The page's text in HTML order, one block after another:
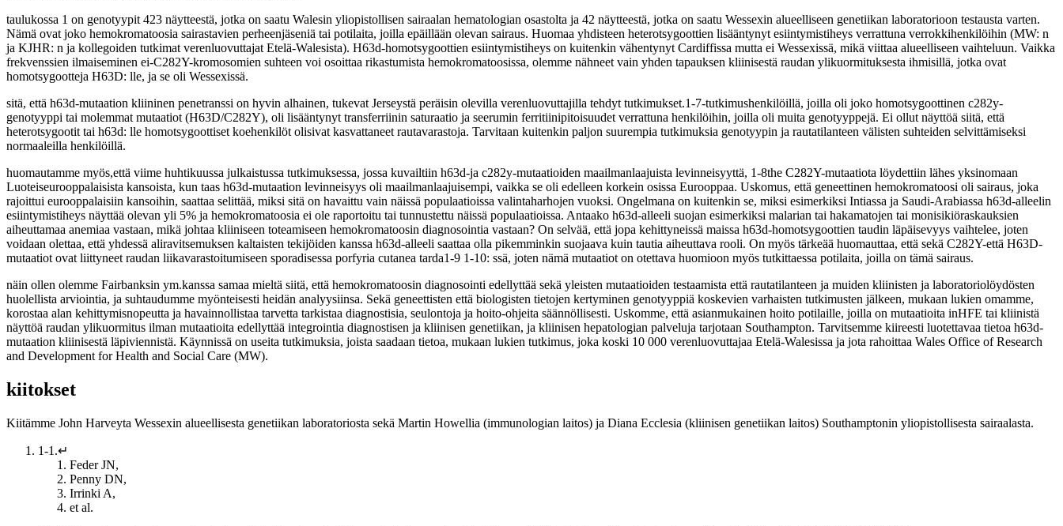
taulukossa 1 on genotyypit 423 näytteestä, jotka on saatu Walesin yliopistollisen sairaalan hematologian osastolta ja 42 näytteestä, jotka on saatu Wessexin alueelliseen genetiikan laboratorioon testausta varten.
Nämä ovat joko hemokromatoosia sairastavien perheenjäseniä tai potilaita, joilla epäillään olevan sairaus. Huomaa yhdisteen heterotsygoottien lisääntynyt esiintymistiheys verrattuna verrokkihenkilöihin (MW: n
ja KJHR: n ja kollegoiden tutkimat verenluovuttajat Etelä-Walesista). H63d-homotsygoottien esiintymistiheys on kuitenkin vähentynyt Cardiffissa mutta ei Wessexissä, mikä viittaa alueelliseen vaihteluun. Vaikka
frekvenssien ilmaiseminen ei-C282Y-kromosomien suhteen voi osoittaa rikastumista hemokromatoosissa, olemme nähneet vain yhden tapauksen kliinisestä raudan ylikuormituksesta ihmisillä, jotka ovat
homotsygootteja H63D: lle, ja se oli Wessexissä.
sitä, että h63d-mutaation kliininen penetranssi on hyvin alhainen, tukevat Jerseystä peräisin olevilla verenluovuttajilla tehdyt tutkimukset.1-7-tutkimushenkilöillä, joilla oli joko homotsygoottinen c282y-
genotyyppi tai molemmat mutaatiot (H63D/C282Y), oli lisääntynyt transferriinin saturaatio ja seerumin ferritiinipitoisuudet verrattuna henkilöihin, joilla oli muita genotyyppejä. Ei ollut näyttöä siitä, että
heterotsygootit tai h63d: lle homotsygoottiset koehenkilöt olisivat kasvattaneet rautavarastoja. Tarvitaan kuitenkin paljon suurempia tutkimuksia genotyypin ja rautatilanteen välisten suhteiden selvittämiseksi
normaaleilla henkilöillä.
huomautamme myös,että viime huhtikuussa julkaistussa tutkimuksessa, jossa kuvailtiin h63d-ja c282y-mutaatioiden maailmanlaajuista levinneisyyttä, 1-8the C282Y-mutaatiota löydettiin lähes yksinomaan
Luoteiseurooppalaisista kansoista, kun taas h63d-mutaation levinneisyys oli maailmanlaajuisempi, vaikka se oli edelleen korkein osissa Eurooppaa. Uskomus, että geneettinen hemokromatoosi oli sairaus, joka
rajoittui eurooppalaisiin kansoihin, saattaa selittää, miksi sitä on havaittu vain näissä populaatioissa valintaharhojen vuoksi. Ongelmana on kuitenkin se, miksi esimerkiksi Intiassa ja Saudi-Arabiassa h63d-alleelin
esiintymistiheys näyttää olevan yli 5% ja hemokromatoosia ei ole raportoitu tai tunnustettu näissä populaatioissa. Antaako h63d-alleeli suojan esimerkiksi malarian tai hakamatojen tai monisikiöraskauksien
aiheuttamaa anemiaa vastaan, mikä johtaa kliiniseen toteamiseen hemokromatoosin diagnosointia vastaan? On selvää, että jopa kehittyneissä maissa h63d-homotsygoottien taudin läpäisevyys vaihtelee, joten
voidaan olettaa, että yhdessä aliravitsemuksen kaltaisten tekijöiden kanssa h63d-alleeli saattaa olla pikemminkin suojaava kuin tautia aiheuttava rooli. On myös tärkeää huomauttaa, että sekä C282Y-että H63D-
mutaatiot ovat liittyneet raudan liikavarastoitumiseen sporadisessa porfyria cutanea tarda1-9 1-10: ssä, joten nämä mutaatiot on otettava huomioon myös tutkittaessa potilaita, joilla on tämä sairaus.
näin ollen olemme Fairbanksin ym.kanssa samaa mieltä siitä, että hemokromatoosin diagnosointi edellyttää sekä yleisten mutaatioiden testaamista että rautatilanteen ja muiden kliinisten ja laboratoriolöydösten
huolellista arviointia, ja suhtaudumme myönteisesti heidän analyysiinsa. Sekä geneettisten että biologisten tietojen kertyminen genotyyppiä koskevien varhaisten tutkimusten jälkeen, mukaan lukien omamme,
korostaa alan kehittymisnopeutta ja havainnollistaa tarvetta tarkistaa diagnostisia, seulontoja ja hoito-ohjeita säännöllisesti. Uskomme, että asianmukainen hoito potilaille, joilla on mutaatioita inHFE tai kliinistä
näyttöä raudan ylikuormitus ilman mutaatioita edellyttää integrointia diagnostisen ja kliinisen genetiikan, ja kliinisen hepatologian palveluja tarjotaan Southampton. Tarvitsemme kiireesti luotettavaa tietoa h63d-
mutaation kliinisestä läpiviennistä. Käynnissä on useita tutkimuksia, joista saadaan tietoa, mukaan lukien tutkimus, joka koski 10 000 verenluovuttajaa Etelä-Walesissa ja jota rahoittaa Wales Office of Research
and Development for Health and Social Care (MW).
kiitokset
Kiitämme John Harveyta Wessexin alueellisesta genetiikan laboratoriosta sekä Martin Howellia (immunologian laitos) ja Diana Ecclesia (kliinisen genetiikan laitos) Southamptonin yliopistollisesta sairaalasta.
1-1.↵
Feder JN,
Penny DN,
Irrinki A,
et al.